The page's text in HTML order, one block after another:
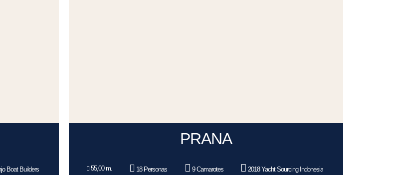
Boat Builders
PRANA
55,00 m. 18 Personas 9 Camarotes 2018 Yacht Sourcing Indonesia